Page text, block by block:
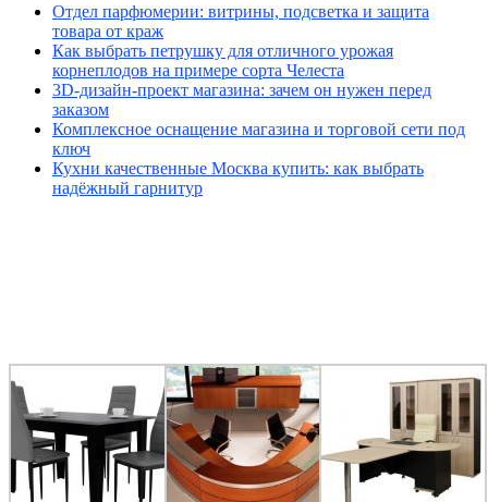
Отдел парфюмерии: витрины, подсветка и защита
товара от краж
Как выбрать петрушку для отличного урожая
корнеплодов на примере сорта Челеста
3D-дизайн-проект магазина: зачем он нужен перед
заказом
Комплексное оснащение магазина и торговой сети под
ключ
Кухни качественные Москва купить: как выбрать
надёжный гарнитур